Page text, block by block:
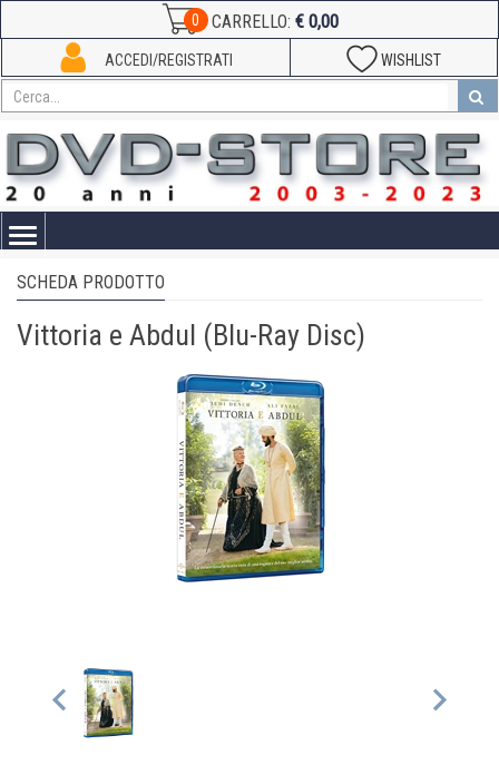
0 CARRELLO: € 0,00
WISHLIST
ACCEDI/REGISTRATI
Toggle
SCHEDA PRODOTTO
Vittoria e Abdul (Blu-Ray Disc)